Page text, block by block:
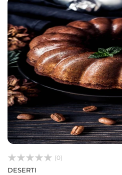


 (0)
DESERTI